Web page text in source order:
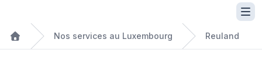
Nos services au Luxembourg Reuland